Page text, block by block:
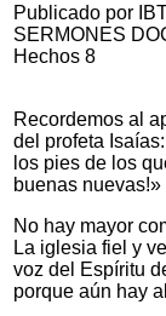
Publicado por
SERMONES
Hechos 8
Recordemos al
del profeta
los pies de los
buenas nuevas!»
No hay mayor
La iglesia fiel y
voz del Espíritu
porque aún hay